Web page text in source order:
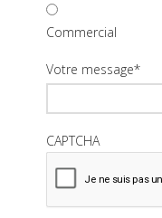
Commercial
Votre message*
CAPTCHA